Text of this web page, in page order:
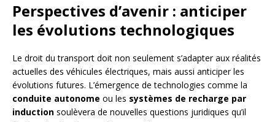
Perspectives d’avenir : anticiper
les évolutions technologiques
Le droit du transport doit non seulement s’adapter aux réalités
actuelles des véhicules électriques, mais aussi anticiper les
évolutions futures. L’émergence de technologies comme la
conduite autonome ou les systèmes de recharge par
induction soulèvera de nouvelles questions juridiques qu’il